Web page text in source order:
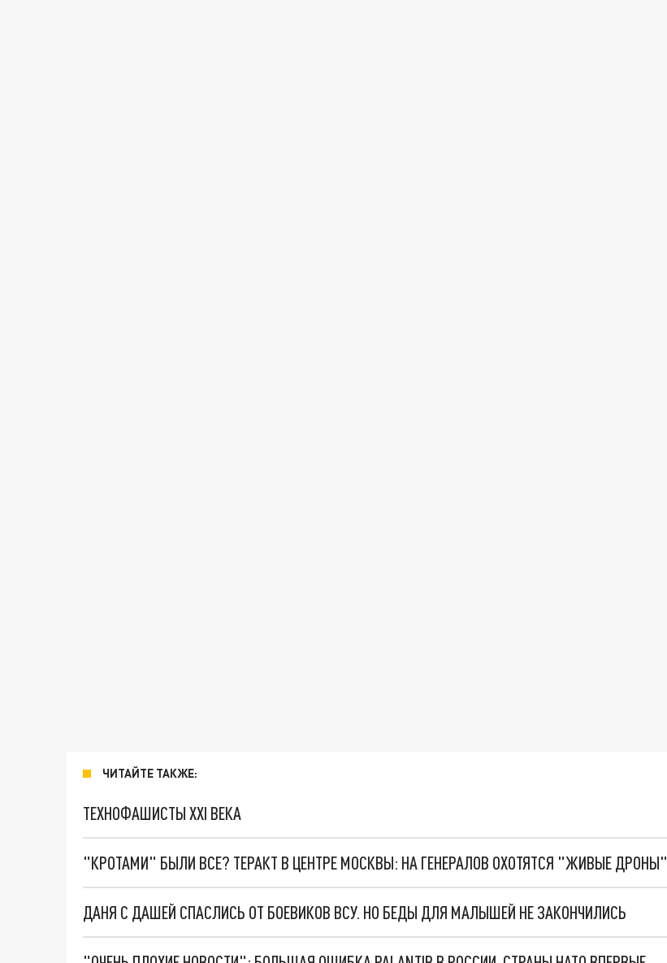
ЧИТАЙТЕ ТАКЖЕ:
ТЕХНОФАШИСТЫ XXI ВЕКА
"КРОТАМИ" БЫЛИ ВСЕ? ТЕРАКТ В ЦЕНТРЕ МОСКВЫ: НА ГЕНЕРАЛОВ ОХОТЯТСЯ "ЖИВЫЕ ДРОНЫ"
ДАНЯ С ДАШЕЙ СПАСЛИСЬ ОТ БОЕВИКОВ ВСУ. НО БЕДЫ ДЛЯ МАЛЫШЕЙ НЕ ЗАКОНЧИЛИСЬ